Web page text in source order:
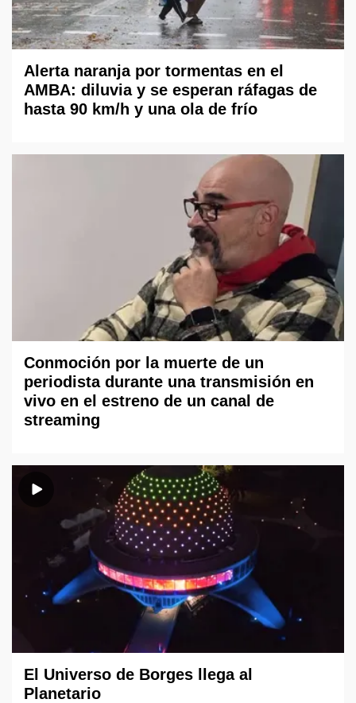
Alerta naranja por tormentas en el
AMBA: diluvia y se esperan ráfagas de
hasta 90 km/h y una ola de frío
Conmoción por la muerte de un
periodista durante una transmisión en
vivo en el estreno de un canal de
streaming
El Universo de Borges llega al
Planetario